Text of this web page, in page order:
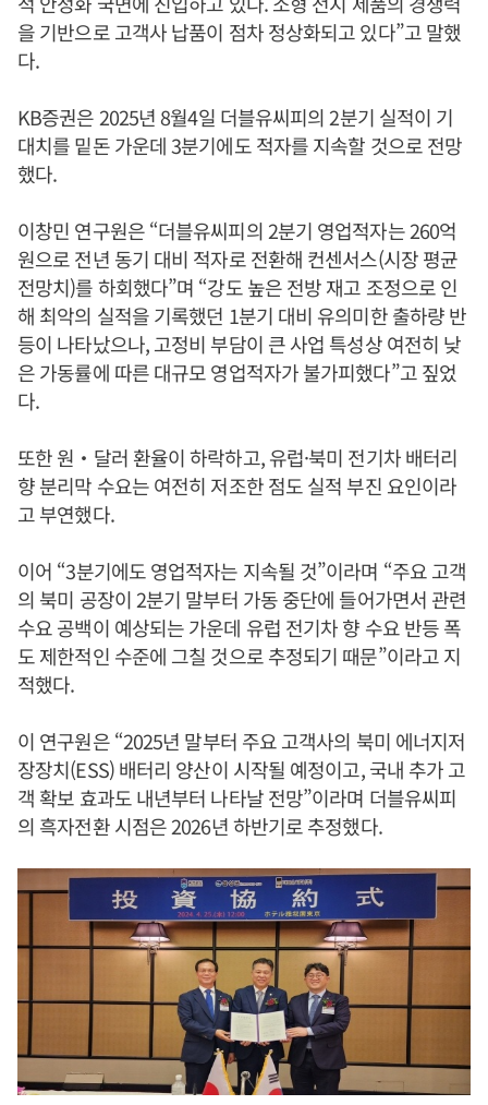
을 기반으로 고객사 납품이 점차 정상화되고 있다”고 말했
다.
KB증권은 2025년 8월4일 더블유씨피의 2분기 실적이 기
대치를 밑돈 가운데 3분기에도 적자를 지속할 것으로 전망
했다.
이창민 연구원은 “더블유씨피의 2분기 영업적자는 260억
원으로 전년 동기 대비 적자로 전환해 컨센서스(시장 평균
전망치)를 하회했다”며 “강도 높은 전방 재고 조정으로 인
해 최악의 실적을 기록했던 1분기 대비 유의미한 출하량 반
등이 나타났으나, 고정비 부담이 큰 사업 특성상 여전히 낮
은 가동률에 따른 대규모 영업적자가 불가피했다”고 짚었
다.
또한 원‧달러 환율이 하락하고, 유럽·북미 전기차 배터리
향 분리막 수요는 여전히 저조한 점도 실적 부진 요인이라
고 부연했다.
이어 “3분기에도 영업적자는 지속될 것”이라며 “주요 고객
의 북미 공장이 2분기 말부터 가동 중단에 들어가면서 관련
수요 공백이 예상되는 가운데 유럽 전기차 향 수요 반등 폭
도 제한적인 수준에 그칠 것으로 추정되기 때문”이라고 지
적했다.
이 연구원은 “2025년 말부터 주요 고객사의 북미 에너지저
장장치(ESS) 배터리 양산이 시작될 예정이고, 국내 추가 고
객 확보 효과도 내년부터 나타날 전망”이라며 더블유씨피
의 흑자전환 시점은 2026년 하반기로 추정했다.